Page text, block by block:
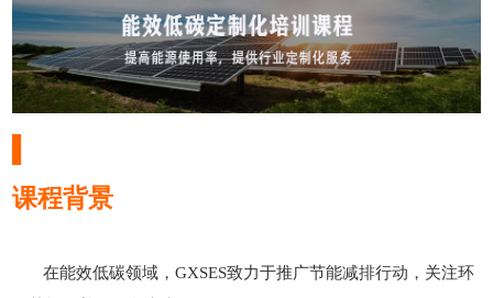
课程背景
在能效低碳领域，GXSES致力于推广节能减排行动，关注环